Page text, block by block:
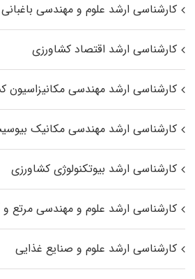
کارشناسی ارشد علوم و مهندسی باغبانی
کارشناسی ارشد اقتصاد کشاورزی
کارشناسی ارشد مهندسی مکانیزاسیون
کارشناسی ارشد مهندسی مکانیک
کارشناسی ارشد بیوتکنولوژی کشاورزی
کارشناسی ارشد علوم و مهندسی مرتع و
کارشناسی ارشد علوم و صنایع غذایی